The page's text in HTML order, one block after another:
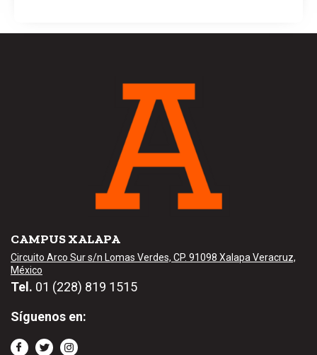
CAMPUS XALAPA
Circuito Arco Sur s/n Lomas Verdes, CP. 91098 Xalapa Veracruz,
México
Tel. 01 (228) 819 1515
Síguenos en: